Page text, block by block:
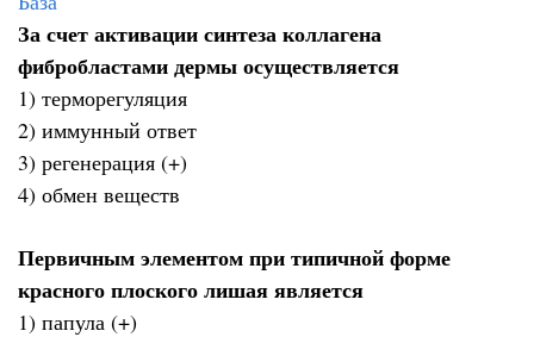
За счет активации синтеза коллагена
фибробластами дермы осуществляется
1) терморегуляция
2) иммунный ответ
3) регенерация (+)
4) обмен веществ
Первичным элементом при типичной форме
красного плоского лишая является
1) папула (+)